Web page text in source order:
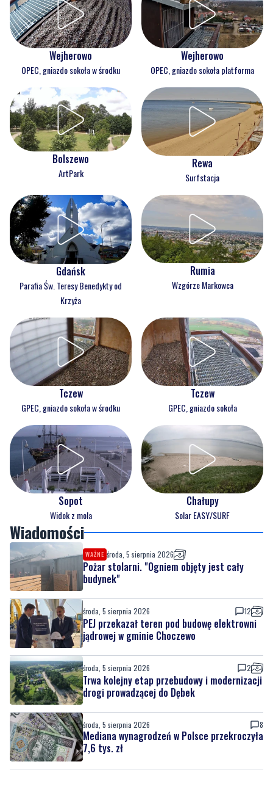
Wejherowo
OPEC, gniazdo sokoła w środku
Wejherowo
OPEC, gniazdo sokoła platforma
Bolszewo
ArtPark
Rewa
Surfstacja
Gdańsk
Parafia Św. Teresy Benedykty od
Krzyża
Rumia
Wzgórze Markowca
Tczew
GPEC, gniazdo sokoła w środku
Tczew
GPEC, gniazdo sokoła
Sopot
Widok z mola
Chałupy
Solar EASY/SURF
Wiadomości
WAŻNE środa, 5 sierpnia 2026
Pożar stolarni. "Ogniem objęty jest cały
budynek"
środa, 5 sierpnia 2026 12
PEJ przekazał teren pod budowę elektrowni
jądrowej w gminie Choczewo
środa, 5 sierpnia 2026 2
Trwa kolejny etap przebudowy i modernizacji
drogi prowadzącej do Dębek
środa, 5 sierpnia 2026 8
Mediana wynagrodzeń w Polsce przekroczyła
7,6 tys. zł